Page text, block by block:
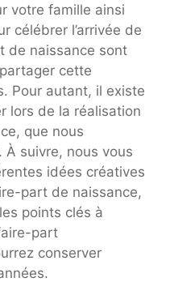
votre famille ainsi
célébrer l’arrivée de
de naissance sont
cette
Pour autant, il existe
lors de la réalisation
que nous
À suivre, nous vous
idées créatives
part de naissance,
points clés à
part
conserver